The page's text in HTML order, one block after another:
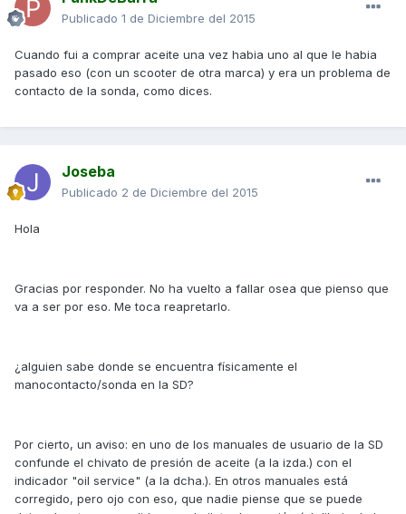
Publicado 1 de Diciembre del 2015
Cuando fui a comprar aceite una vez habia uno al que le habia
pasado eso (con un scooter de otra marca) y era un problema de
contacto de la sonda, como dices.
Joseba
Publicado 2 de Diciembre del 2015
Hola
Gracias por responder. No ha vuelto a fallar osea que pienso que
va a ser por eso. Me toca reapretarlo.
¿alguien sabe donde se encuentra físicamente el
manocontacto/sonda en la SD?
Por cierto, un aviso: en uno de los manuales de usuario de la SD
confunde el chivato de presión de aceite (a la izda.) con el
indicador "oil service" (a la dcha.). En otros manuales está
corregido, pero ojo con eso, que nadie piense que se puede